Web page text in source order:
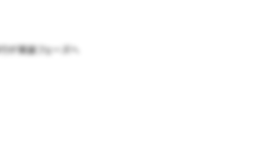
実装フェーズへ